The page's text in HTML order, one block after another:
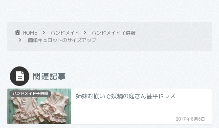
HOME ハンドメイド
ハンドメイド子供服
簡単キュロットのサイズアップ
関連記事
ハンドメイド子供服 姉妹お揃いで妖精の庭さん甚平ドレス
2017年8月6日